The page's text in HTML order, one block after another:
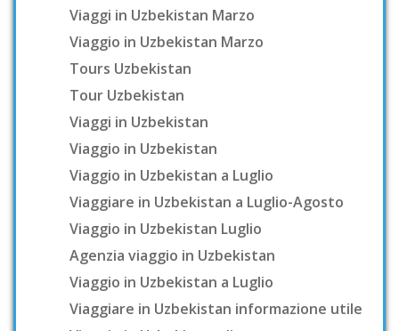
Viaggi in Uzbekistan Marzo
Viaggio in Uzbekistan Marzo
Tours Uzbekistan
Tour Uzbekistan
Viaggi in Uzbekistan
Viaggio in Uzbekistan
Viaggio in Uzbekistan a Luglio
Viaggiare in Uzbekistan a Luglio-Agosto
Viaggio in Uzbekistan Luglio
Agenzia viaggio in Uzbekistan
Viaggio in Uzbekistan a Luglio
Viaggiare in Uzbekistan informazione utile